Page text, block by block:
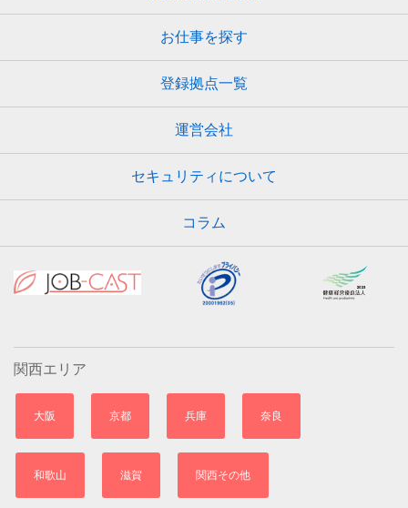
お仕事を探す
登録拠点一覧
運営会社
セキュリティについて
コラム
関西エリア
大阪 京都 兵庫 奈良
和歌山 滋賀 関西その他